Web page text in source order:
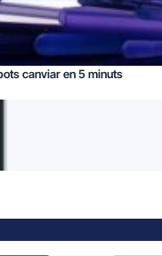
canviar en 5 minuts